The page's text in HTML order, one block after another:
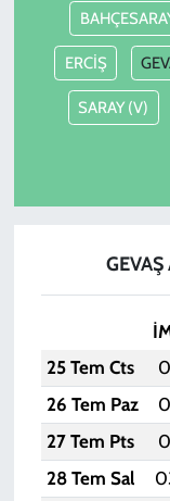
ERCİŞ
SARAY (V)
25 Tem Cts
26 Tem Paz
27 Tem Pts
28 Tem Sal